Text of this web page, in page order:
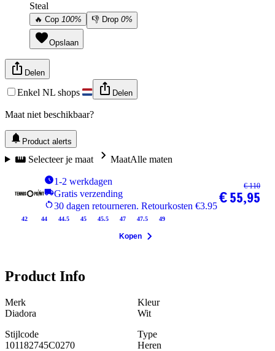
Steal
🔥 Cop 100% 👎 Drop 0%
Opslaan
Delen
Enkel NL shops Delen
Maat niet beschikbaar?
Product alerts
Selecteer je maat MaatAlle maten
1-2 werkdagen
Gratis verzending
30 dagen retourneren. Retourkosten €3.95
42 44 44.5 45 45.5 47 47.5 49
€ 110
€ 55,95
Kopen
Product Info
Merk
Diadora
Kleur
Wit
Stijlcode
101182745C0270
Type
Heren